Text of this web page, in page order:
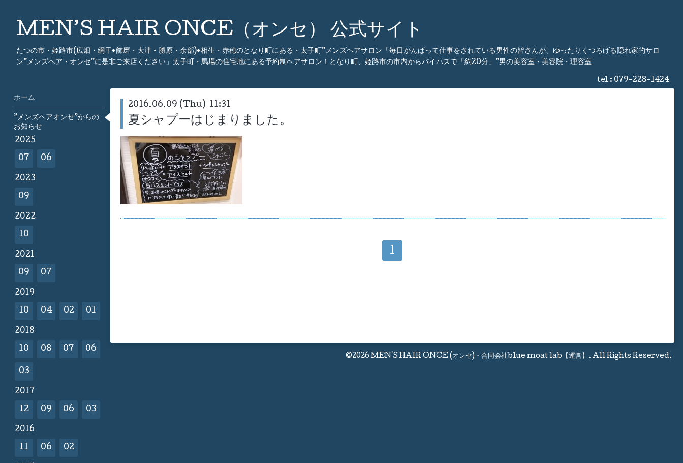
MEN’S HAIR ONCE（オンセ） 公式サイト
たつの市・姫路市(広畑・網干•飾磨・大津・勝原・余部)•相生・赤穂のとなり町にある・太子町”メンズヘアサロン「毎日がんばって仕事をされている男性の皆さんが、ゆったりくつろげる隠れ家的サロ
ン”メンズヘア・オンセ”に是非ご来店ください」太子町・馬場の住宅地にある予約制ヘアサロン！となり町、姫路市の市内からバイパスで「約20分」”男の美容室・美容院・理容室
tel : 079-228-1424
2016.06.09 (Thu) 11:31
夏シャプーはじまりました。
1
©2026 MEN'S HAIR ONCE (オンセ)・合同会社blue moat lab【運営】 . All Rights Reserved.
ホーム
”メンズヘアオンセ”からの
お知らせ
2025
07 06
2023
09
2022
10
2021
09 07
2019
10 04 02 01
2018
10 08 07 06
03
2017
12 09 06 03
2016
11 06 02